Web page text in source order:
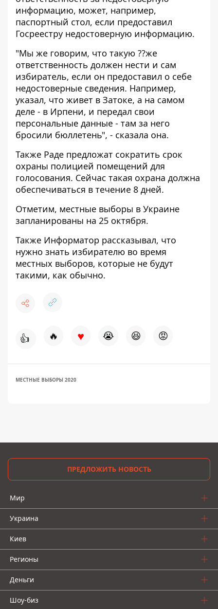
информацию, может, например,
паспортный стол, если предоставил
Госреестру недостоверную информацию.
"Мы же говорим, что такую ??же
ответственность должен нести и сам
избиратель, если он предоставил о себе
недостоверные сведения. Например,
указал, что живет в Затоке, а на самом
деле - в Ирпени, и передал свои
персональные данные - там за него
бросили бюллетень", - сказала она.
Также Раде предложат сократить срок
охраны полицией помещений для
голосования. Сейчас такая охрана должна
обеспечиваться в течение 8 дней.
Отметим, местные выборы в Украине
запланированы на 25 октября.
Также Информатор рассказывал, что
нужно знать избирателю во время
местных выборов, которые не будут
такими, как обычно.
👍 🔥 ♥ 😭 😆 😡
МЕСТНЫЕ ВЫБОРЫ 2020
ПРЕДЛОЖИТЬ НОВОСТЬ
Мир
Украина
Киев
Регионы
Деньги
Шоу-биз